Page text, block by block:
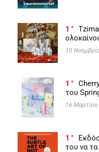
1
10
1
του
16 Μαρτίου
1
του να